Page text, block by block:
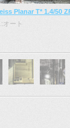
Planar T* 1.4/50
オート